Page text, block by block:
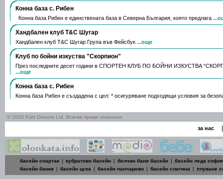
Конна база с. Рибен
Конна база Рибен е единствената база в Северна България, която предлага
Хандбален клуб Т&С Шугар
Хандбален клуб Т&С Шугар Група във Фейсбук ...още
Клуб по бойни изкуства "Скорпион"
През последните десет години в СПОРТЕН КЛУБ ПО БОЙНИ ИЗКУСТВА
...още
Конна база с. Рибен
Конна база Рибен е създадена с цел: * осигуряване подходящи условия за
© 2026 Kids Dreams Ltd. Всички права запазени.
за нас |
басейн спартак | кубратово басейн | белчин баня басейн | басейн леда
басейн банкя
| басейн цска | басейн панчарево | басейн слатина | плуване